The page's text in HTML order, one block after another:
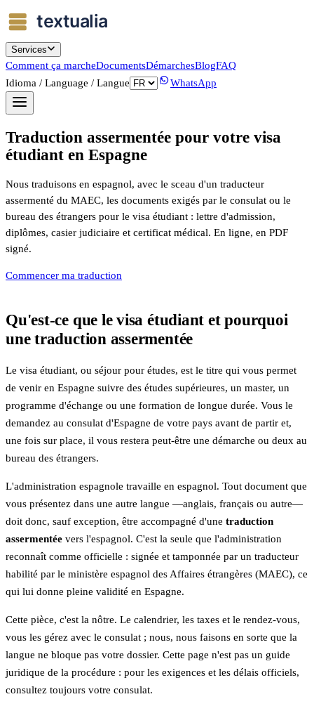
Services
Comment ça marcheDocumentsDémarchesBlogFAQ
Idioma / Language / Langue
WhatsApp
Traduction assermentée pour votre visa
étudiant en Espagne
Nous traduisons en espagnol, avec le sceau d'un traducteur
assermenté du MAEC, les documents exigés par le consulat ou le
bureau des étrangers pour le visa étudiant : lettre d'admission,
diplômes, casier judiciaire et certificat médical. En ligne, en PDF
signé.
Commencer ma traduction
Qu'est-ce que le visa étudiant et pourquoi
une traduction assermentée
Le visa étudiant, ou séjour pour études, est le titre qui vous permet
de venir en Espagne suivre des études supérieures, un master, un
programme d'échange ou une formation de longue durée. Vous le
demandez au consulat d'Espagne de votre pays avant de partir et,
une fois sur place, il vous restera peut-être une démarche ou deux au
bureau des étrangers.
L'administration espagnole travaille en espagnol. Tout document que
vous présentez dans une autre langue —anglais, français ou autre—
doit donc, sauf exception, être accompagné d'une traduction
assermentée vers l'espagnol. C'est la seule que l'administration
reconnaît comme officielle : signée et tamponnée par un traducteur
habilité par le ministère espagnol des Affaires étrangères (MAEC), ce
qui lui donne pleine validité en Espagne.
Cette pièce, c'est la nôtre. Le calendrier, les taxes et le rendez-vous,
vous les gérez avec le consulat ; nous, nous faisons en sorte que la
langue ne bloque pas votre dossier. Cette page n'est pas un guide
juridique de la procédure : pour les exigences et les délais officiels,
consultez toujours votre consulat.